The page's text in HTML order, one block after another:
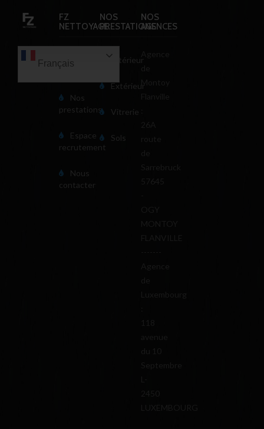
Français
FZ
NETTOYAGE
Notre
société
Nos
prestations
Espace
recrutement
Nous
contacter
NOS
PRESTATIONS
Intérieur
Extérieur
Vitrerie
Sols
NOS
AGENCES